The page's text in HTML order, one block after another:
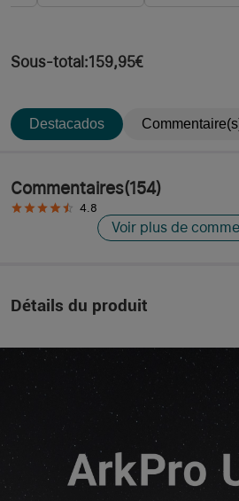
Sous-total:159,95€
Destacados
Commentaires(154)
4.8
Voir plus de
Détails du produit